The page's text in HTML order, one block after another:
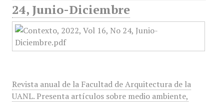
24, Junio-Diciembre
Revista anual de la Facultad de Arquitectura de la
UANL. Presenta artículos sobre medio ambiente,